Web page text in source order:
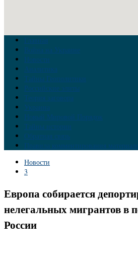
Главная
Война на Украине
Новости
Аналитика
Тайны Геополитики
Российские элиты
Теория заговора
Украина
Новый Мировой Порядок
Тайны истории
Обратная связь
Правила комментирования
Новости
3
Европа собирается
нелегальных мигрантов в
России